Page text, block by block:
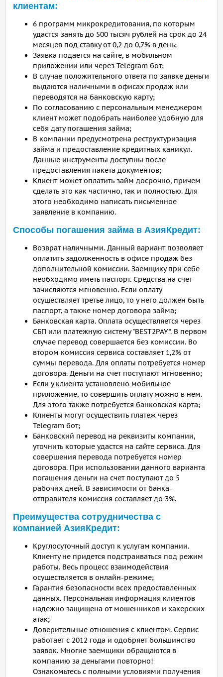
клиентам:
6 программ микрокредитования, по которым
удастся занять до 500 тысяч рублей на срок до 24
месяцев под ставку от 0,2 до 0,7% в день;
Заявка подается на сайте, в мобильном
приложении или через Telegram бот;
В случае положительного ответа по заявке деньги
выдаются наличными в офисах продаж или
переводятся на банковскую карту;
По согласованию с персональным менеджером
клиент может подобрать наиболее удобную для
себя дату погашения займа;
В компании предусмотрена реструктуризация
займа и предоставление кредитных каникул.
Данные инструменты доступны после
предоставления пакета документов;
Клиент может оплатить займ досрочно, причем
сделать это как частично, так и полностью. Для
этого необходимо написать письменное
заявление в компанию.
Способы погашения займа в АзияКредит:
Возврат наличными. Данный вариант позволяет
оплатить задолженность в офисе продаж без
дополнительной комиссии. Заемщику при себе
необходимо иметь паспорт. Средства на счет
зачисляются мгновенно. Если оплату
осуществляет третье лицо, то у него должен быть
паспорт, а также номер договора займа;
Банковская карта. Оплата осуществляется через
СБП или платежную систему "BEST2PAY". В первом
случае перевод совершается без комиссии. Во
втором комиссия сервиса составляет 1,2% от
суммы перевода. Для оплаты потребуется номер
договора. Деньги на счет поступают мгновенно;
Если у клиента установлено мобильное
приложение, то совершить оплату можно в нем.
Для этого также потребуется банковская карта;
Клиенты могут осуществить платеж через
Telegram бот;
Банковский перевод на реквизиты компании,
уточнить которые удастся на сайте сервиса. Для
совершения перевода потребуется номер
договора. При использовании данного варианта
погашения деньги на счет поступают до 5
рабочих дней. В зависимости от банка-
отправителя комиссия составляет до 3%.
Преимущества сотрудничества с
компанией АзияКредит:
Круглосуточный доступ к услугам компании.
Клиенту не придется подстраиваться под режим
работы. Весь процесс взаимодействия
осуществляется в онлайн-режиме;
Гарантия безопасности всех предоставленных
данных. Персональная информация клиентов
надежно защищена от мошенников и хакерских
атак;
Доверительные отношения с клиентом. Сервис
работает с 2012 года и одобряет большинство
заявок. Многие заемщики обращаются в
компанию за деньгами повторно!
Ознакомьтесь с полными условиями получения